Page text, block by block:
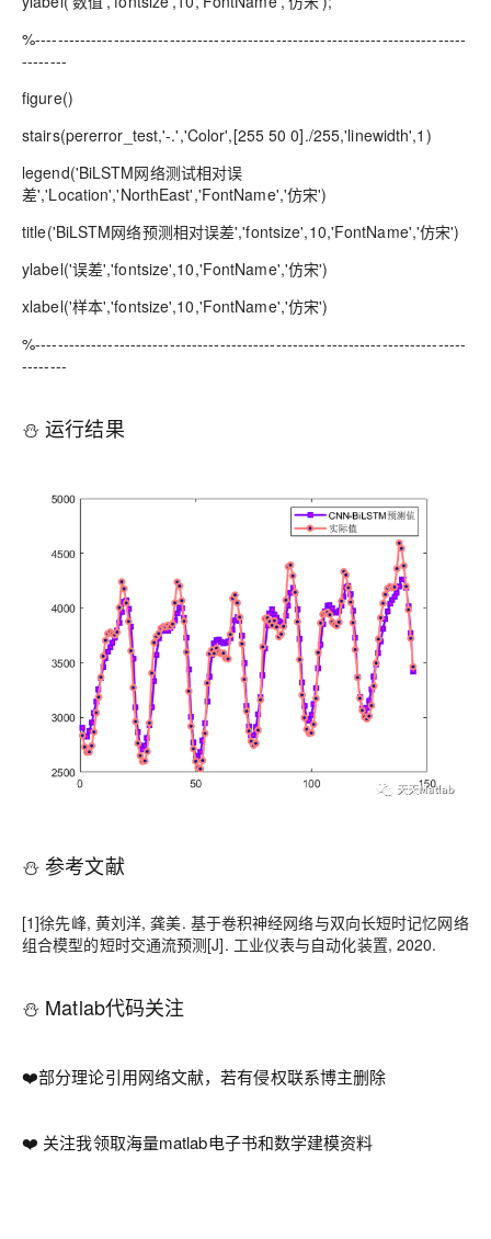
%-----------------------------------------------------------------------------
--------
figure()
stairs(pererror_test,'-.','Color',[255 50 0]./255,'linewidth',1)
legend('BiLSTM网络测试相对误
差','Location','NorthEast','FontName','仿宋')
title('BiLSTM网络预测相对误差','fontsize',10,'FontName','仿宋')
ylabel('误差','fontsize',10,'FontName','仿宋')
xlabel('样本','fontsize',10,'FontName','仿宋')
%-----------------------------------------------------------------------------
--------
⛄ 运行结果
⛄ 参考文献
[1]徐先峰, 黄刘洋, 龚美. 基于卷积神经网络与双向长短时记忆网络
组合模型的短时交通流预测[J]. 工业仪表与自动化装置, 2020.
⛄ Matlab代码关注
❤️部分理论引用网络文献，若有侵权联系博主删除
❤️ 关注我领取海量matlab电子书和数学建模资料